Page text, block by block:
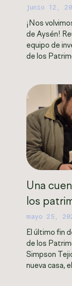
junio 12,
¡Nos
de Aysén!
equipo de
de los
Una
los
mayo 25,
El último fin
de los
Simpson
nueva casa,